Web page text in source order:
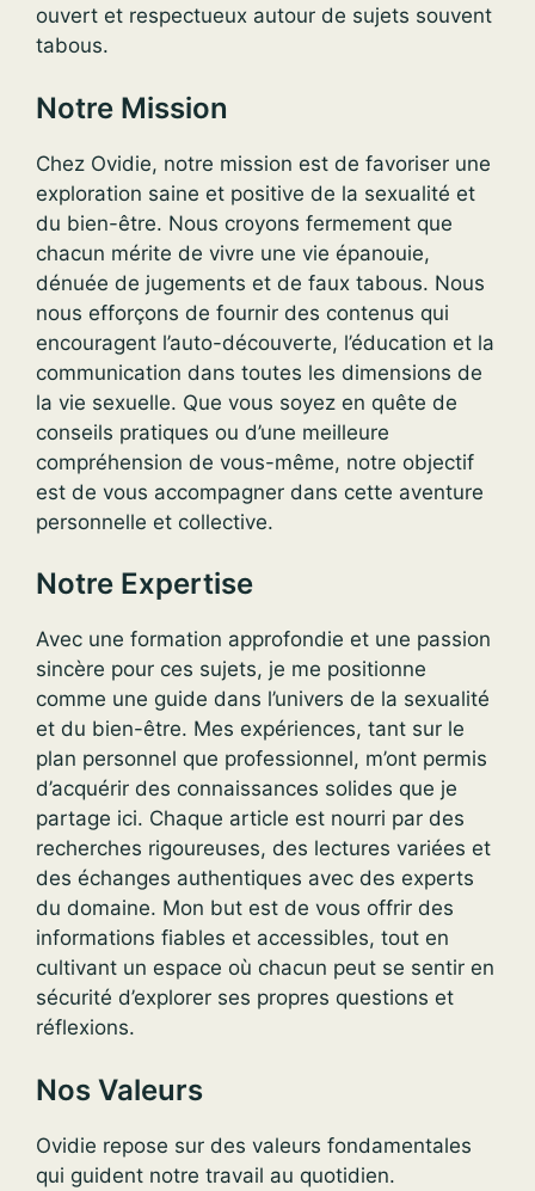
ouvert et respectueux autour de sujets souvent
tabous.
Notre Mission
Chez Ovidie, notre mission est de favoriser une
exploration saine et positive de la sexualité et
du bien-être. Nous croyons fermement que
chacun mérite de vivre une vie épanouie,
dénuée de jugements et de faux tabous. Nous
nous efforçons de fournir des contenus qui
encouragent l’auto-découverte, l’éducation et la
communication dans toutes les dimensions de
la vie sexuelle. Que vous soyez en quête de
conseils pratiques ou d’une meilleure
compréhension de vous-même, notre objectif
est de vous accompagner dans cette aventure
personnelle et collective.
Notre Expertise
Avec une formation approfondie et une passion
sincère pour ces sujets, je me positionne
comme une guide dans l’univers de la sexualité
et du bien-être. Mes expériences, tant sur le
plan personnel que professionnel, m’ont permis
d’acquérir des connaissances solides que je
partage ici. Chaque article est nourri par des
recherches rigoureuses, des lectures variées et
des échanges authentiques avec des experts
du domaine. Mon but est de vous offrir des
informations fiables et accessibles, tout en
cultivant un espace où chacun peut se sentir en
sécurité d’explorer ses propres questions et
réflexions.
Nos Valeurs
Ovidie repose sur des valeurs fondamentales
qui guident notre travail au quotidien.